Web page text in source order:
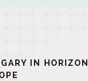
IN HORIZON